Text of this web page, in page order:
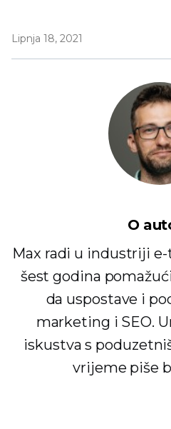
Lipnja 18, 2021
O
Max radi u industriji
šest godina
da uspostave i
marketing i SEO.
iskustva s
vrijeme piše